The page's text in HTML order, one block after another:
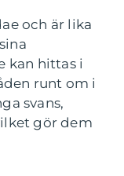
och är lika
kan hittas i
runt om i
svans,
gör dem